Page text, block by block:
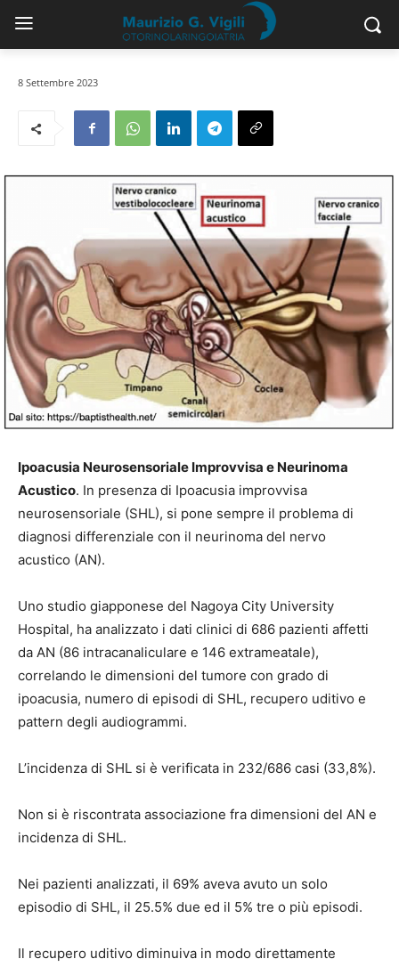
8 Settembre 2023
Ipoacusia Neurosensoriale Improvvisa e Neurinoma
Acustico. In presenza di Ipoacusia improvvisa
neurosensoriale (SHL), si pone sempre il problema di
diagnosi differenziale con il neurinoma del nervo
acustico (AN).
Uno studio giapponese del Nagoya City University
Hospital, ha analizzato i dati clinici di 686 pazienti affetti
da AN (86 intracanaliculare e 146 extrameatale),
correlando le dimensioni del tumore con grado di
ipoacusia, numero di episodi di SHL, recupero uditivo e
pattern degli audiogrammi.
L’incidenza di SHL si è verificata in 232/686 casi (33,8%).
Non si è riscontrata associazione fra dimensioni del AN e
incidenza di SHL.
Nei pazienti analizzati, il 69% aveva avuto un solo
episodio di SHL, il 25.5% due ed il 5% tre o più episodi.
Il recupero uditivo diminuiva in modo direttamente